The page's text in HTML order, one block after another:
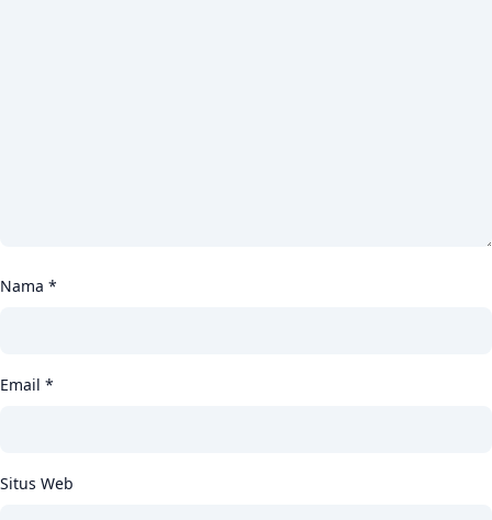
Nama *
Email *
Situs Web